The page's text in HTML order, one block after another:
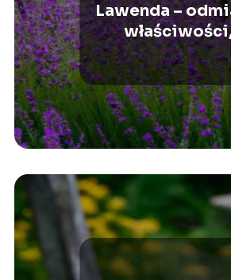
Lawenda –
informacje